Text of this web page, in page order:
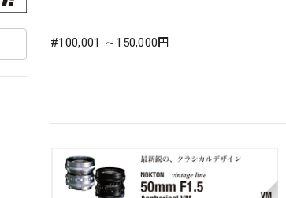
#100,001 ～150,000円